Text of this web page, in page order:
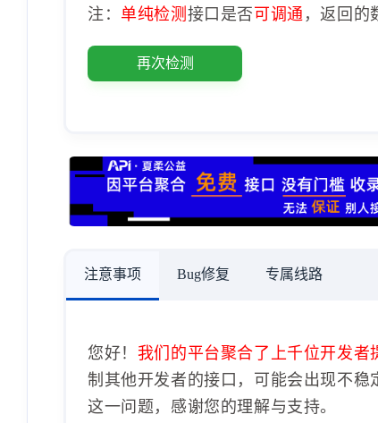
注： 单纯检测 接口是否可调通 ，返回的
再次检测
注意事项 Bug修复 专属线路
您好！ 我们的平台聚合了上千位开发者
制其他开发者的接口，可能会出现不稳
这一问题，感谢您的理解与支持。